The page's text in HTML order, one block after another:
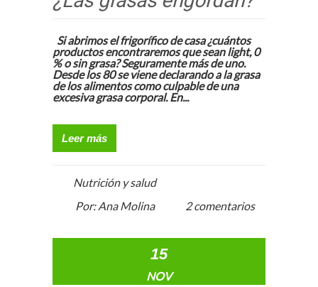
Si abrimos el frigorífico de casa ¿cuántos
productos encontraremos que sean light, 0
% o sin grasa? Seguramente más de uno.
Desde los 80 se viene declarando a la grasa
de los alimentos como culpable de una
excesiva grasa corporal. En...
Leer más
Nutrición y salud
Por: Ana Molina
2 comentarios
15
NOV